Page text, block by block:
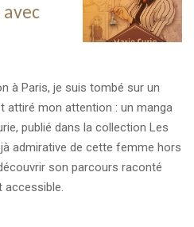
à Paris, je suis tombé sur un
attiré mon attention : un manga
publié dans la collection Les
admirative de cette femme hors
son parcours raconté